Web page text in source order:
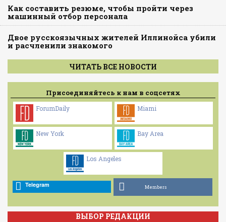
Как составить резюме, чтобы пройти через
машинный отбор персонала
Двое русскоязычных жителей Иллинойса убили
и расчленили знакомого
ЧИТАТЬ ВСЕ НОВОСТИ
Присоединяйтесь к нам в соцсетях
ForumDaily Miami
New York Bay Area
Los Angeles
Telegram Members
ВЫБОР РЕДАКЦИИ